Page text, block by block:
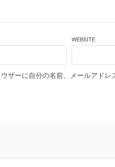
WEBSITE
ザーに自分の名前、メールアドレ